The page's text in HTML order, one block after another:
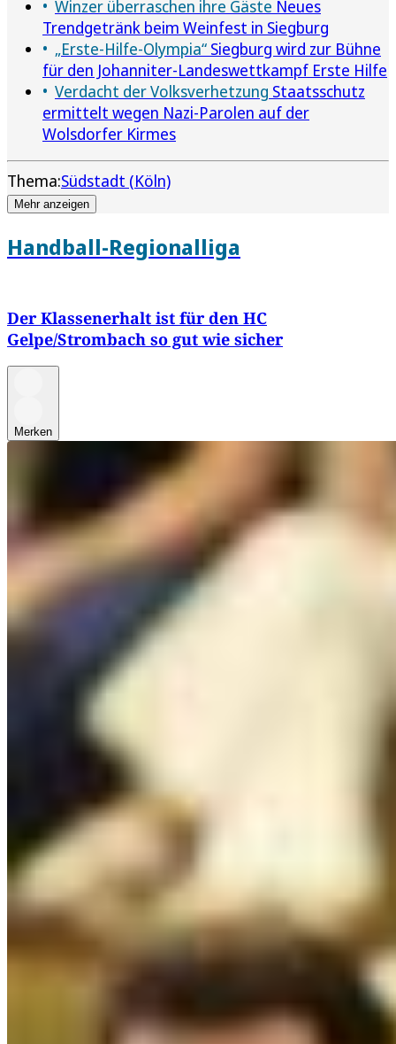
Winzer überraschen ihre Gäste Neues
Trendgetränk beim Weinfest in Siegburg
„Erste-Hilfe-Olympia“ Siegburg wird zur Bühne
für den Johanniter-Landeswettkampf Erste Hilfe
Verdacht der Volksverhetzung Staatsschutz
ermittelt wegen Nazi-Parolen auf der
Wolsdorfer Kirmes
Thema:Südstadt (Köln)
Mehr anzeigen
Handball-Regionalliga
Der Klassenerhalt ist für den HC
Gelpe/Strombach so gut wie sicher
Merken